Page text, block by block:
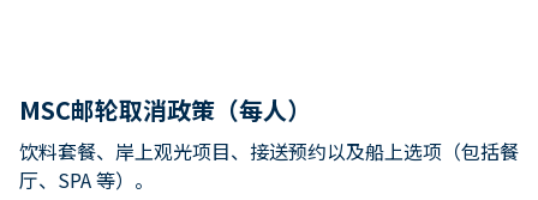
MSC邮轮取消政策（每人）
饮料套餐、岸上观光项目、接送预约以及船上选项（包括餐
厅、SPA 等）。